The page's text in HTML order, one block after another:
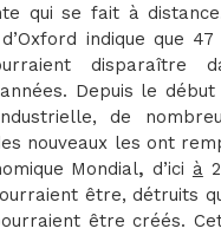
qui se fait à
d’Oxford indique que
disparaître
Depuis le
de
nouveaux les ont
Mondial,d’ici à
être, détruits
être créés.